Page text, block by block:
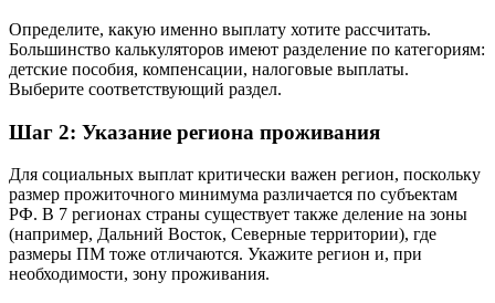
Определите, какую именно выплату хотите рассчитать.
Большинство калькуляторов имеют разделение по категориям:
детские пособия, компенсации, налоговые выплаты.
Выберите соответствующий раздел.
Шаг 2: Указание региона проживания
Для социальных выплат критически важен регион, поскольку
размер прожиточного минимума различается по субъектам
РФ. В 7 регионах страны существует также деление на зоны
(например, Дальний Восток, Северные территории), где
размеры ПМ тоже отличаются. Укажите регион и, при
необходимости, зону проживания.